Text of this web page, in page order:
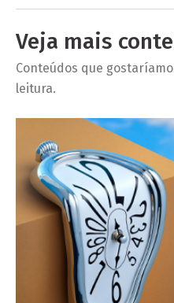
Veja mais
Conteúdos que
leitura.